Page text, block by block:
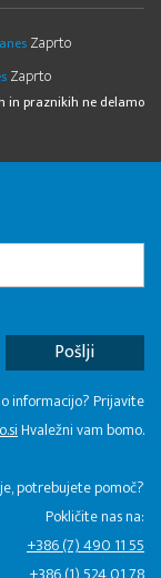
Zaprto
Zaprto
in praznikih ne delamo
informacijo? Prijavite
Hvaležni vam bomo.
potrebujete pomoč?
Pokličite nas na:
+386 (7) 490 11 55